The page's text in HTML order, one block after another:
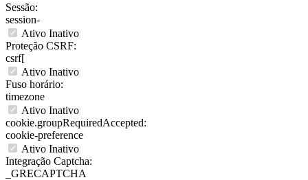
Sessão:
session-
Ativo Inativo
Proteção CSRF:
csrf[
Ativo Inativo
Fuso horário:
timezone
Ativo Inativo
cookie.groupRequiredAccepted:
cookie-preference
Ativo Inativo
Integração Captcha:
_GRECAPTCHA